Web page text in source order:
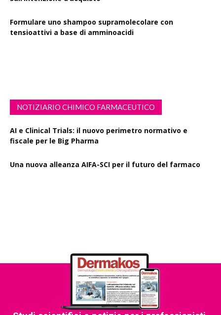
Formulare uno shampoo supramolecolare con
tensioattivi a base di amminoacidi
NOTIZIARIO CHIMICO FARMACEUTICO
AI e Clinical Trials: il nuovo perimetro normativo e
fiscale per le Big Pharma
Una nuova alleanza AIFA-SCI per il futuro del farmaco